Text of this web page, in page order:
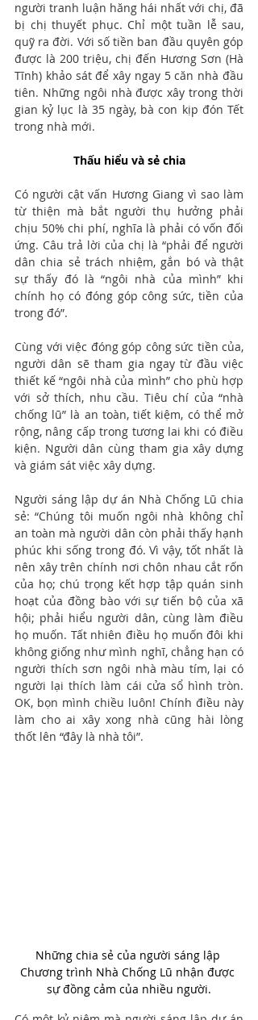
người tranh luận hăng hái nhất với chị, đã
bị chị thuyết phục. Chỉ một tuần lễ sau,
quỹ ra đời. Với số tiền ban đầu quyên góp
được là 200 triệu, chị đến Hương Sơn (Hà
Tĩnh) khảo sát để xây ngay 5 căn nhà đầu
tiên. Những ngôi nhà được xây trong thời
gian kỷ lục là 35 ngày, bà con kịp đón Tết
trong nhà mới.
Thấu hiểu và sẻ chia
Có người cật vấn Hương Giang vì sao làm
từ thiện mà bắt người thụ hưởng phải
chịu 50% chi phí, nghĩa là phải có vốn đối
ứng. Câu trả lời của chị là “phải để người
dân chia sẻ trách nhiệm, gắn bó và thật
sự thấy đó là “ngôi nhà của mình” khi
chính họ có đóng góp công sức, tiền của
trong đó”.
Cùng với việc đóng góp công sức tiền của,
người dân sẽ tham gia ngay từ đầu việc
thiết kế “ngôi nhà của mình” cho phù hợp
với sở thích, nhu cầu. Tiêu chí của “nhà
chống lũ” là an toàn, tiết kiệm, có thể mở
rộng, nâng cấp trong tương lai khi có điều
kiện. Người dân cùng tham gia xây dựng
và giám sát việc xây dựng.
Người sáng lập dự án Nhà Chống Lũ chia
sẻ: “Chúng tôi muốn ngôi nhà không chỉ
an toàn mà người dân còn phải thấy hạnh
phúc khi sống trong đó. Vì vậy, tốt nhất là
nên xây trên chính nơi chôn nhau cắt rốn
của họ; chú trọng kết hợp tập quán sinh
hoạt của đồng bào với sự tiến bộ của xã
hội; phải hiểu người dân, cùng làm điều
họ muốn. Tất nhiên điều họ muốn đôi khi
không giống như mình nghĩ, chẳng hạn có
người thích sơn ngôi nhà màu tím, lại có
người lại thích làm cái cửa sổ hình tròn.
OK, bọn mình chiều luôn! Chính điều này
làm cho ai xây xong nhà cũng hài lòng
thốt lên “đây là nhà tôi”.
Những chia sẻ của người sáng lập
Chương trình Nhà Chống Lũ nhận được
sự đồng cảm của nhiều người.